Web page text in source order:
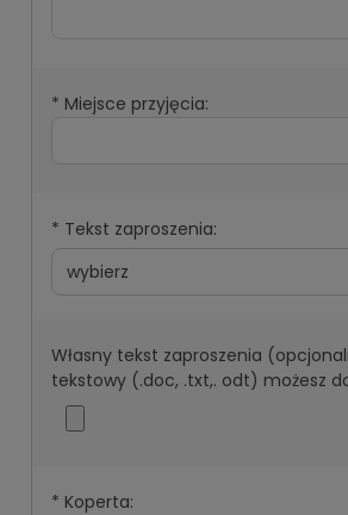
* Miejsce przyjęcia:
* Tekst zaproszenia:
Własny tekst zaproszenia
tekstowy (.doc, .txt,. odt) możesz
* Koperta: